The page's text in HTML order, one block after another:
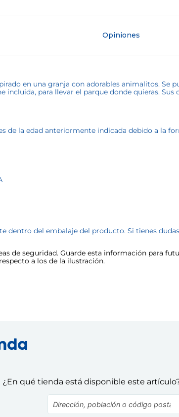
Opiniones
en una granja con adorables animalitos.
incluida, para llevar el parque donde quieras.
de la edad anteriormente indicada debido a la
dentro del embalaje del producto. Si tienes
de seguridad. Guarde esta información para
a los de la ilustración.
¿En qué tienda está disponible este